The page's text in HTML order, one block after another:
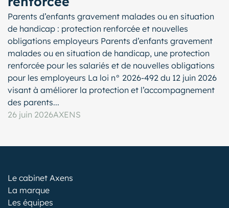
Parents d’enfants gravement malades ou en situation
de handicap : protection renforcée et nouvelles
obligations employeurs Parents d’enfants gravement
malades ou en situation de handicap, une protection
renforcée pour les salariés et de nouvelles obligations
pour les employeurs La loi n° 2026-492 du 12 juin 2026
visant à améliorer la protection et l’accompagnement
des parents...
26 juin 2026AXENS
Le cabinet Axens
La marque
Les équipes